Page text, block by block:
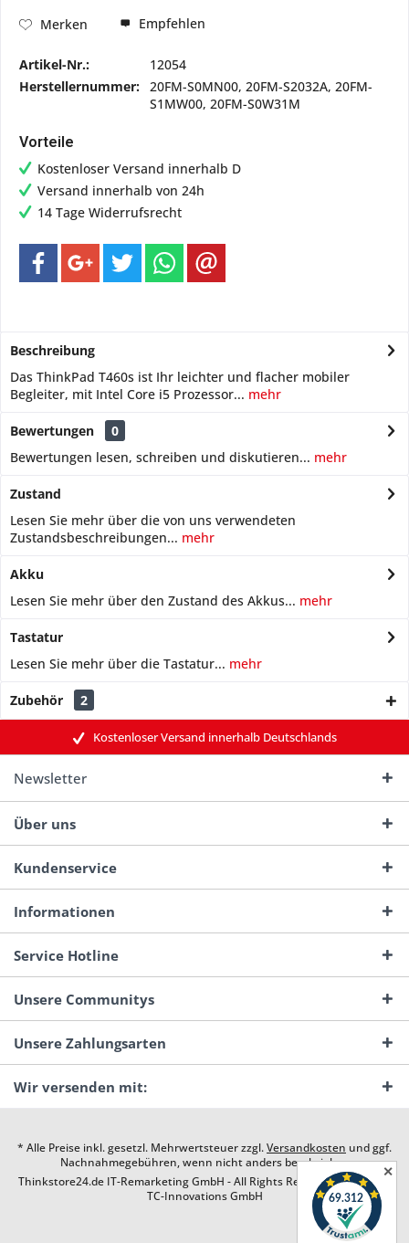
Merken Empfehlen
Artikel-Nr.:
12054
Herstellernummer: 20FM-S0MN00, 20FM-S2032A, 20FM-
S1MW00, 20FM-S0W31M
Vorteile
Kostenloser Versand innerhalb D
Versand innerhalb von 24h
14 Tage Widerrufsrecht
Beschreibung
Das ThinkPad T460s ist Ihr leichter und flacher mobiler
Begleiter, mit Intel Core i5 Prozessor... mehr
Bewertungen
0
Bewertungen lesen, schreiben und diskutieren... mehr
Zustand
Lesen Sie mehr über die von uns verwendeten
Zustandsbeschreibungen... mehr
Akku
Lesen Sie mehr über den Zustand des Akkus... mehr
Tastatur
Lesen Sie mehr über die Tastatur... mehr
Zubehör 2
Kostenloser Versand innerhalb Deutschlands
Newsletter
Über uns
Kundenservice
Informationen
Service Hotline
Unsere Communitys
Unsere Zahlungsarten
Wir versenden mit:
* Alle Preise inkl. gesetzl. Mehrwertsteuer zzgl.Versandkosten und ggf.
Nachnahmegebühren, wenn nicht anders beschrieben
Thinkstore24.de IT-Remarketing GmbH - All Rights Reserved. Design by
TC-Innovations GmbH
✕